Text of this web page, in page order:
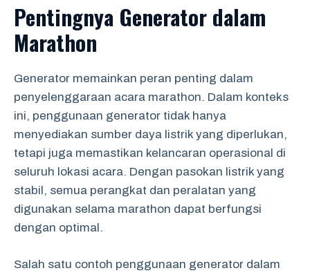
Pentingnya Generator dalam
Marathon
Generator memainkan peran penting dalam
penyelenggaraan acara marathon. Dalam konteks
ini, penggunaan generator tidak hanya
menyediakan sumber daya listrik yang diperlukan,
tetapi juga memastikan kelancaran operasional di
seluruh lokasi acara. Dengan pasokan listrik yang
stabil, semua perangkat dan peralatan yang
digunakan selama marathon dapat berfungsi
dengan optimal.
Salah satu contoh penggunaan generator dalam